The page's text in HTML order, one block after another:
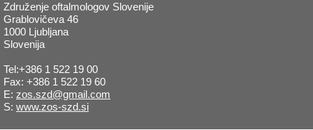
Združenje oftalmologov Slovenije
Grablovičeva 46
1000 Ljubljana
Slovenija
Tel:+386 1 522 19 00
Fax: +386 1 522 19 60
E: zos.szd@gmail.com
S: www.zos-szd.si